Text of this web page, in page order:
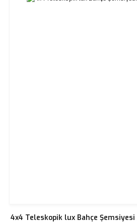
4x4 Teleskopik lux Bahçe